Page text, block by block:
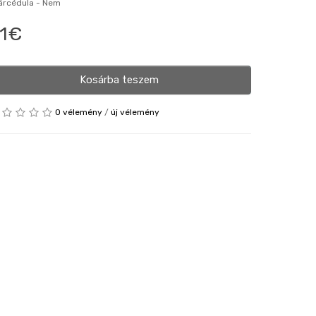
- Nem
Kosárba teszem
0 vélemény/ új vélemény